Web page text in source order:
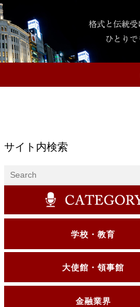
サイト内検索
学校・教育
大使館・領事館
金融業界